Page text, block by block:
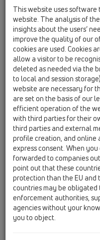
HL317KN
Yer Süzgeci
Niron Takımlı
Yer Süzgeci Gövdesi
Önleyicili ve Niron
This website uses
website. The analysis of
insights about the users’
improve the quality of our
cookies are used. Cookies
allow a visitor to be
deleted as needed via the
to local and session
website are necessary for
are set on the basis of our
efficient operation of the
with third parties for their
third parties and external
profile creation, and online
express consent. When
forwarded to companies
point out that these
protection than the EU and
countries may be
enforcement authorities,
agencies without your
you to object.